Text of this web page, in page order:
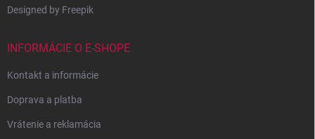
Designed by Freepik
INFORMÁCIE O E-SHOPE
Kontakt a informácie
Doprava a platba
Vrátenie a reklamácia